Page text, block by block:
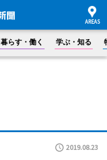
暮らす・働く 学ぶ・知る
2019.08.23